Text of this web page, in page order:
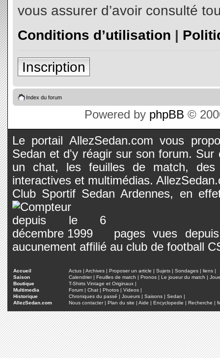
vous assurer d’avoir consulté
Conditions d’utilisation |
Inscription
Index du forum
Powered by phpBB ©
Le portail AllezSedan.com vous
Sedan et d'y réagir sur son forum.
un chat, les feuilles de match, des
interactives et multimédias.
Club Sportif Sedan Ardennes, en
pages vues
aucunement affilié au club de football
Accueil Actus | Archives | Proposer un article | Sujets | Sondages | liens |
Saison
Calendrier| Feuilles de match | Pronos | Le joueur du match |
Boutique
T-Shirts Vintage et Originaux |
Multimedia
Forum | Chat | Photos | Videos |
Historique
Chroniques du passé | Joueurs | Saisons | Sedan |
AllezSedan.com
Nous contacter| Plan du site | Aide | Encyclopedie | Recherche |